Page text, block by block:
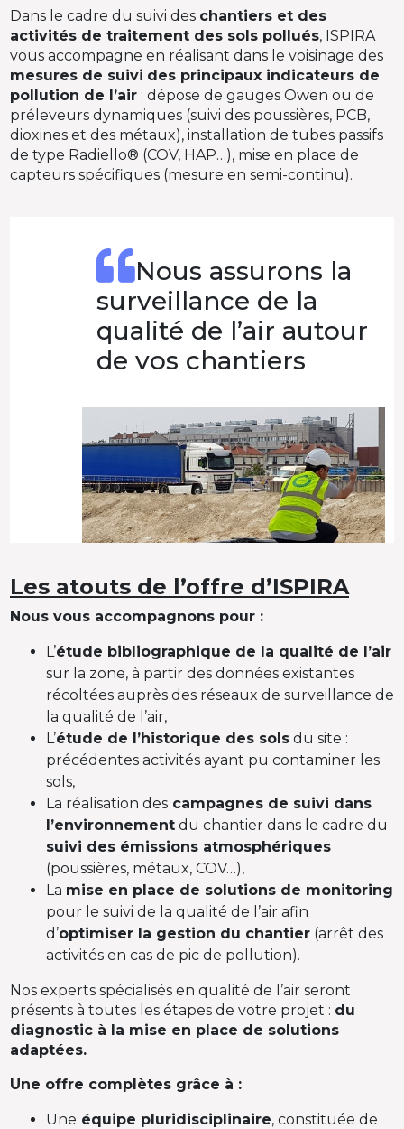
Dans le cadre du suivi des chantiers et des
activités de traitement des sols pollués, ISPIRA
vous accompagne en réalisant dans le voisinage des
mesures de suivi des principaux indicateurs de
pollution de l’air : dépose de gauges Owen ou de
préleveurs dynamiques (suivi des poussières, PCB,
dioxines et des métaux), installation de tubes passifs
de type Radiello® (COV, HAP…), mise en place de
capteurs spécifiques (mesure en semi-continu).
Nous assurons la
surveillance de la
qualité de l’air autour
de vos chantiers
Les atouts de l’offre d’ISPIRA
Nous vous accompagnons pour :
L’étude bibliographique de la qualité de l’air
sur la zone, à partir des données existantes
récoltées auprès des réseaux de surveillance de
la qualité de l’air,
L’étude de l’historique des sols du site :
précédentes activités ayant pu contaminer les
sols,
La réalisation des campagnes de suivi dans
l’environnement du chantier dans le cadre du
suivi des émissions atmosphériques
(poussières, métaux, COV…),
La mise en place de solutions de monitoring
pour le suivi de la qualité de l’air afin
d’optimiser la gestion du chantier (arrêt des
activités en cas de pic de pollution).
Nos experts spécialisés en qualité de l’air seront
présents à toutes les étapes de votre projet : du
diagnostic à la mise en place de solutions
adaptées.
Une offre complètes grâce à :
Une équipe pluridisciplinaire, constituée de